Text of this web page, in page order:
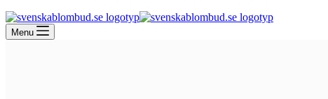
Menu